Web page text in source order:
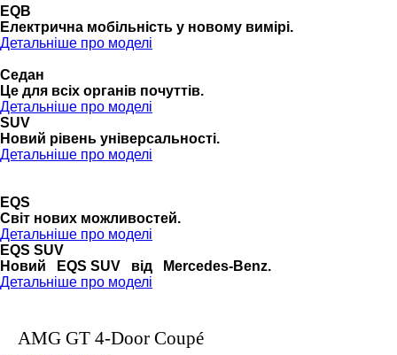
EQB
Електрична мобільність у новому вимірі.
Детальніше про моделі
Седан
Це для всіх органів почуттів.
Детальніше про моделі
SUV
Новий рівень універсальності.
Детальніше про моделі
EQS
Cвіт нових можливостей.
Детальніше про моделі
EQS SUV
Новий EQS SUV від Mercedes-Benz.
Детальніше про моделі
AMG GT 4-Door Coupé